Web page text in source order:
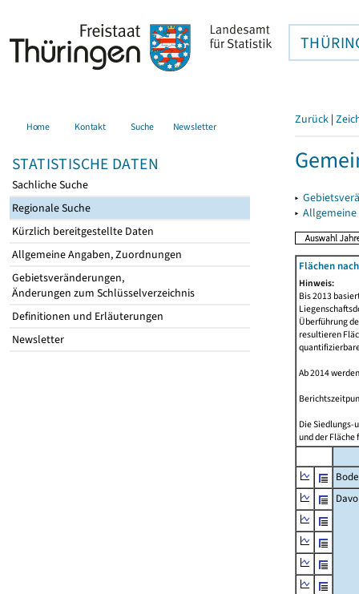
Home Kontakt Suche Newsletter
STATISTISCHE DATEN
Sachliche Suche
Regionale Suche
Kürzlich bereitgestellte Daten
Allgemeine Angaben, Zuordnungen
Gebietsveränderungen,
Änderungen zum Schlüsselverzeichnis
Definitionen und Erläuterungen
Newsletter
Zurück |
▸
▸
Flächen
Hinweis:
Bis 2013
Überführung
resultieren
Ab 2014
Die Siedlungs-
und der Fläche